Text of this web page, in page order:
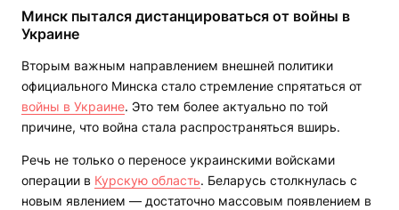
Минск пытался дистанцироваться от войны в
Украине
Вторым важным направлением внешней политики
официального Минска стало стремление спрятаться от
войны в Украине. Это тем более актуально по той
причине, что война стала распространяться вширь.
Речь не только о переносе украинскими войсками
операции в Курскую область. Беларусь столкнулась с
новым явлением — достаточно массовым появлением в